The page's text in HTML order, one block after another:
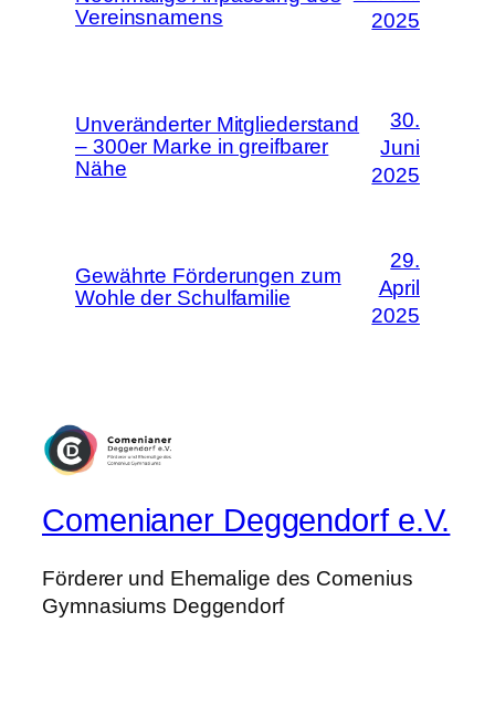
Vereinsnamens
2025
Unveränderter Mitgliederstand
– 300er Marke in greifbarer
Nähe
30.
Juni
2025
Gewährte Förderungen zum
Wohle der Schulfamilie
29.
April
2025
Comenianer Deggendorf e.V.
Förderer und Ehemalige des Comenius
Gymnasiums Deggendorf